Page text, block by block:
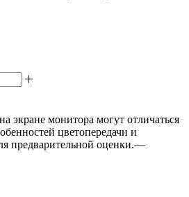
экране монитора могут отличаться
цветопередачи и
предварительной оценки.—